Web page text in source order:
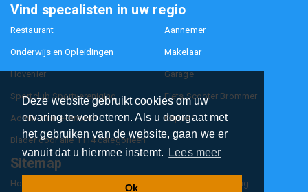
Deze website gebruikt cookies om uw
ervaring te verbeteren. Als u doorgaat met
het gebruiken van de website, gaan we er
vanuit dat u hiermee instemt.
Lees meer
Ok
Vind specalisten in uw regio
Restaurant Aannemer
Onderwijs en Opleidingen Makelaar
Hovenier Garage
Sportclub Sportvereniging Fiets Scooter Brommer
Administratiekantoor Kapper
Blader door alle 1114 categorieën
Sitemap
Home Cookiebeleid Privacyverklaring